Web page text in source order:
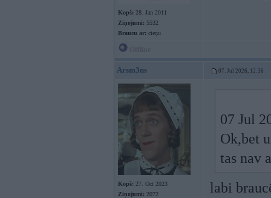
Kopš: 28. Jan 2011
Ziņojumi: 5532
Braucu ar: cieņu
Arsm3ns 07. Jul 2026, 12:36
Kopš: 27. Oct 2023
Ziņojumi: 2072
07 Jul
Ok,bet
tas nav
labi